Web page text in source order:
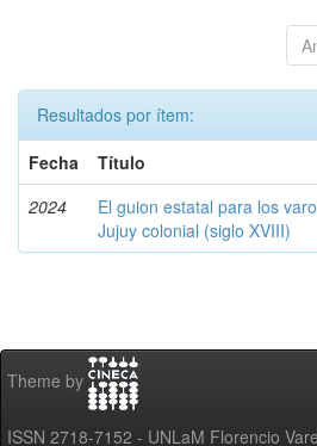
Resultados por ítem:
Fecha
Título
2024
El guion estatal para los
Jujuy colonial (siglo XVIII)
Theme by
ISSN 2718-7152 - UNLaM Florencio